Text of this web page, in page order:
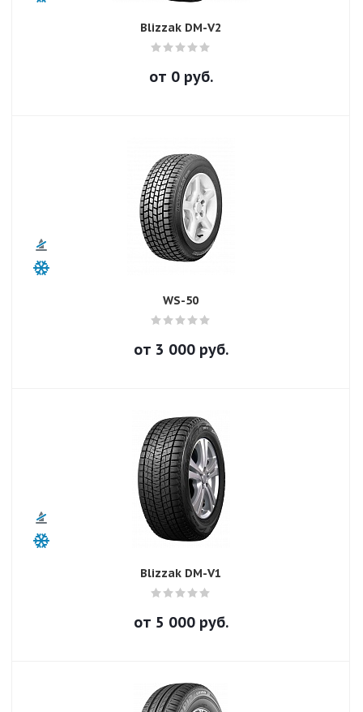
Blizzak DM-V2
от 0руб.
WS-50
от 3 000руб.
Blizzak DM-V1
от 5 000руб.